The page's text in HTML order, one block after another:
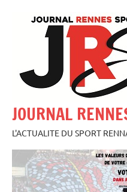
JOURNAL
L'ACTUALITE DU SPORT